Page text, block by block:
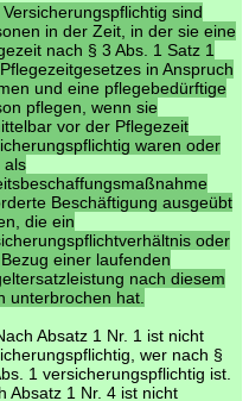
sind
in der Zeit, in der sie eine
nach § 3 Abs. 1 Satz 1
in Anspruch
und eine pflegebedürftige
pflegen, wenn sie
vor der Pflegezeit
waren oder
als
Beschäftigung ausgeübt
die ein
oder
einer laufenden
nach diesem
unterbrochen hat.
Absatz 1 Nr. 1 ist nicht
wer nach §
1 versicherungspflichtig ist.
Absatz 1 Nr. 4 ist nicht